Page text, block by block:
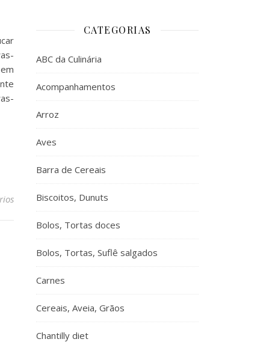
CATEGORIAS
ABC da Culinária
Acompanhamentos
Arroz
Aves
Barra de Cereais
Biscoitos, Dunuts
Bolos, Tortas doces
Bolos, Tortas, Suflê salgados
Carnes
Cereais, Aveia, Grãos
Chantilly diet